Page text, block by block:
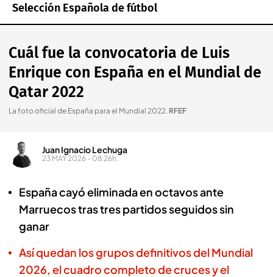
Selección Española de fútbol
Cuál fue la convocatoria de Luis
Enrique con España en el Mundial de
Qatar 2022
La foto oficial de España para el Mundial 2022. RFEF
Juan Ignacio Lechuga
23 MAY 2026 - 08:26h.
España cayó eliminada en octavos ante
Marruecos tras tres partidos seguidos sin
ganar
Así quedan los grupos definitivos del Mundial
2026, el cuadro completo de cruces y el